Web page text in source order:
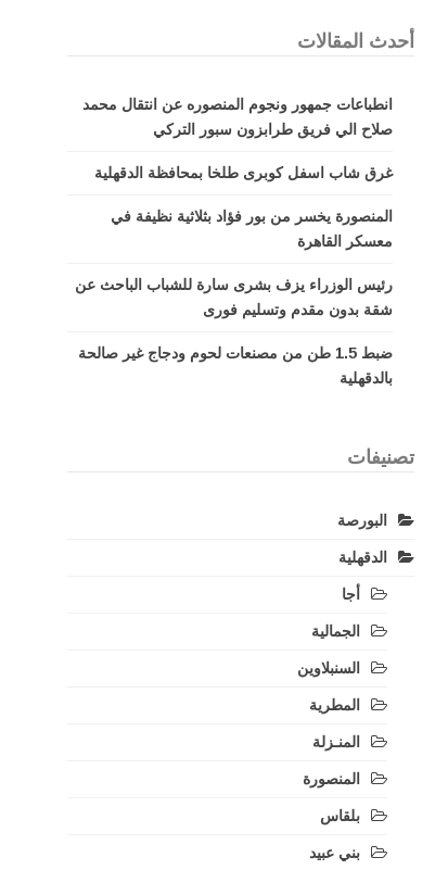
أحدث المقالات
انطباعات جمهور ونجوم المنصوره عن انتقال محمد
صلاح الي فريق طرابزون سبور التركي
غرق شاب اسفل كوبرى طلخا بمحافظة الدقهلية
المنصورة يخسر من بور فؤاد بثلاثية نظيفة في
معسكر القاهرة
رئيس الوزراء يزف بشرى سارة للشباب الباحث عن
شقة بدون مقدم وتسليم فورى
ضبط 1.5 طن من مصنعات لحوم ودجاج غير صالحة
بالدقهلية
تصنيفات
البورصة
الدقهلية
أجا
الجمالية
السنبلاوين
المطرية
المنـزلة
المنصورة
بلقاس
بني عبيد